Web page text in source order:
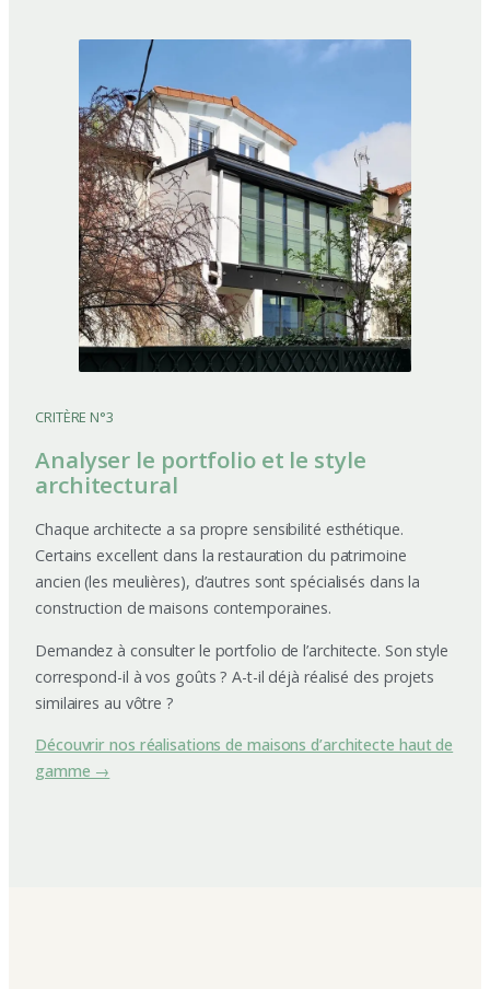
CRITÈRE N°3
Analyser le portfolio et le style
architectural
Chaque architecte a sa propre sensibilité esthétique.
Certains excellent dans la restauration du patrimoine
ancien (les meulières), d’autres sont spécialisés dans la
construction de maisons contemporaines.
Demandez à consulter le portfolio de l’architecte. Son style
correspond-il à vos goûts ? A-t-il déjà réalisé des projets
similaires au vôtre ?
Découvrir nos réalisations de maisons d’architecte haut de
gamme →